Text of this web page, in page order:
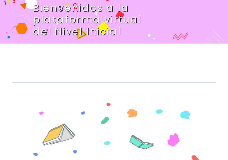
Bienvenidos a la
plataforma virtual
del Nivel Inicial